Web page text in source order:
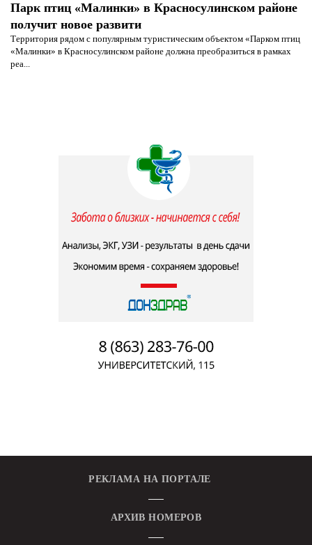
Парк птиц «Малинки» в Красносулинском районе
получит новое развити
Территория рядом с популярным туристическим объектом «Парком птиц
«Малинки» в Красносулинском районе должна преобразиться в рамках
реа...
РЕКЛАМА НА ПОРТАЛЕ
АРХИВ НОМЕРОВ